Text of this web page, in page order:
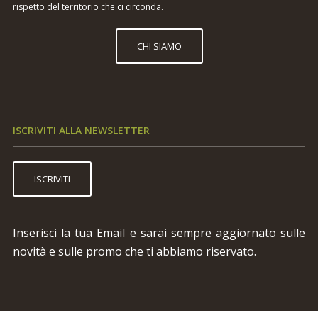
rispetto del territorio che ci circonda.
CHI SIAMO
ISCRIVITI ALLA NEWSLETTER
ISCRIVITI
Inserisci la tua Email e sarai sempre aggiornato sulle
novità e sulle promo che ti abbiamo riservato.